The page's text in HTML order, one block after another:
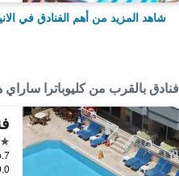
شاهد المزيد من أهم الفنادق في
فنادق بالقرب من كليوباترا ساراي
3 نجوم
0.0 كيلومتر